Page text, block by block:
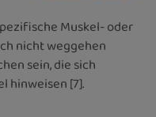
Muskel- oder
nicht weggehen
sein, die sich
hinweisen [7].